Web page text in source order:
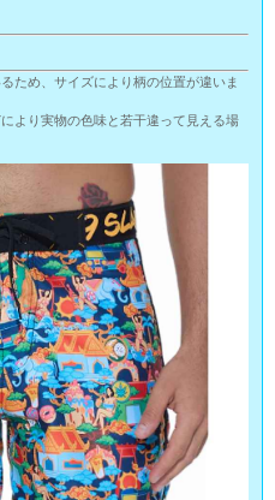
ため、サイズにより柄の位置が違いま
より実物の色味と若干違って見える場